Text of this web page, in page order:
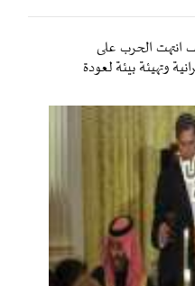
انتهت الحرب على
وتهيئة بيئة لعودة